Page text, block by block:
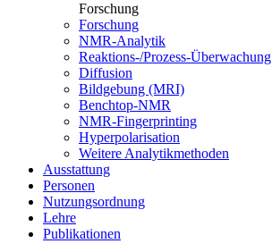
Forschung
Forschung
NMR-Analytik
Reaktions-/Prozess-Überwachung
Diffusion
Bildgebung (MRI)
Benchtop-NMR
NMR-Fingerprinting
Hyperpolarisation
Weitere Analytikmethoden
Ausstattung
Personen
Nutzungsordnung
Lehre
Publikationen